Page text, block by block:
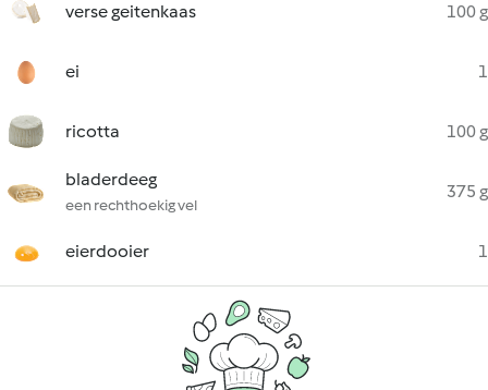
verse geitenkaas 100 g
ei 1
ricotta 100 g
bladerdeeg
een rechthoekig vel
375 g
eierdooier 1